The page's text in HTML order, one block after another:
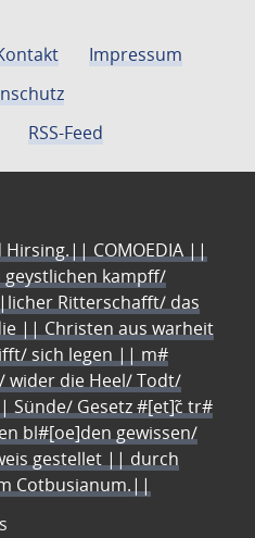
Impressum
RSS-Feed
Hirsing.|| COMOEDIA ||
geystlichen kampff/
Ritterschafft/ das
|| Christen aus warheit
sich legen || m#
wider die Heel/ Todt/
Sünde/ Gesetz #[et]c̃ tr#
bl#[oe]den gewissen/
gestellet || durch
Cotbusianum.||